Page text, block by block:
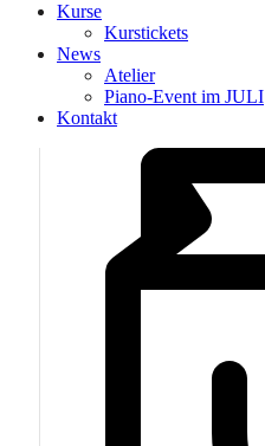
Kurse
Kurstickets
News
Atelier
Piano-Event im JULI
Kontakt